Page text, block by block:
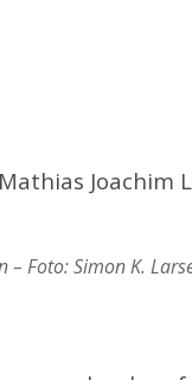
Joachim
– Foto: Simon K.